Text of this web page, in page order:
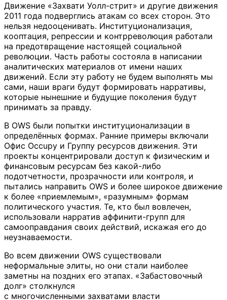
Движение «Захвати Уолл-стрит» и другие движения
2011 года подверглись атакам со всех сторон. Это
нельзя недооценивать. Институционализация,
кооптация, репрессии и контрреволюция работали
на предотвращение настоящей социальной
революции. Часть работы состояла в написании
аналитических материалов от имени наших
движений. Если эту работу не будем выполнять мы
сами, наши враги будут формировать нарративы,
которые нынешние и будущие поколения будут
принимать за правду.
В OWS были попытки институционализации в
определённых формах. Ранние примеры включали
Офис Occupy и Группу ресурсов движения. Эти
проекты концентрировали доступ к физическим и
финансовым ресурсам без какой-либо
подотчетности, прозрачности или контроля, и
пытались направить OWS и более широкое движение
к более «приемлемым», «разумным» формам
политического участия. Те, кто был вовлечен,
использовали нарратив аффинити-групп для
самооправдания своих действий, искажая его до
неузнаваемости.
Во всем движении OWS существовали
неформальные элиты, но они стали наиболее
заметны на поздних его этапах. «Забастовочный
долг» столкнулся
с многочисленными захватами власти